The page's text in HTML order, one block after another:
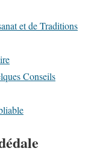
et de Traditions
Conseils